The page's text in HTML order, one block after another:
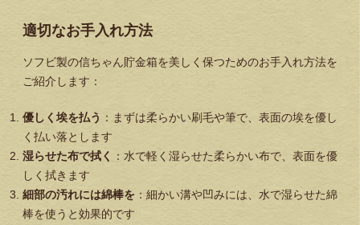
適切なお手入れ方法
ソフビ製の信ちゃん貯金箱を美しく保つためのお手入れ方法を
ご紹介します：
優しく埃を払う ：まずは柔らかい刷毛や筆で、表面の埃を優し
く払い落とします
湿らせた布で拭く
：水で軽く湿らせた柔らかい布で、表面を優
しく拭きます
細部の汚れには綿棒を ：細かい溝や凹みには、水で湿らせた綿
棒を使うと効果的です